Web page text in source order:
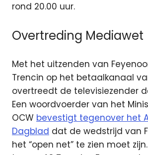
rond 20.00 uur.
Overtreding Mediawet
Met het uitzenden van
Trencin op het betaalkanaal
overtreedt de televisiezender
Een woordvoerder van het
OCW bevestigt tegenover het
Dagblad dat de wedstrijd van
het “open net” te zien moet